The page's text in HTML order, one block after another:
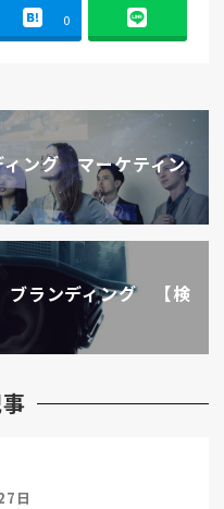
0
ング マーケティン
ランディング 【検
日